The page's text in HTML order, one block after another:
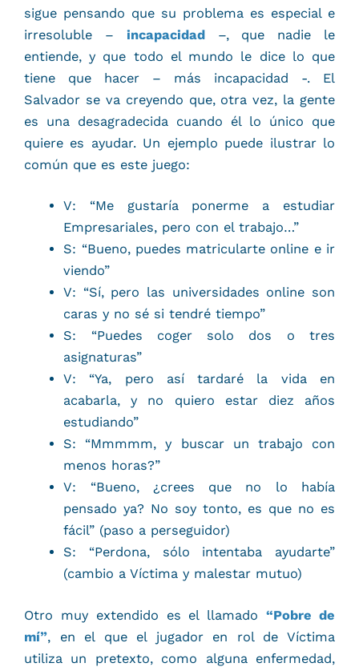
sigue pensando que su problema es especial e
irresoluble – incapacidad
–, que nadie le
entiende, y que todo el mundo le dice lo que
tiene que hacer – más incapacidad -. El
Salvador se va creyendo que, otra vez, la gente
es una desagradecida cuando él lo único que
quiere es ayudar. Un ejemplo puede ilustrar lo
común que es este juego:
V: “Me gustaría ponerme a estudiar
Empresariales, pero con el trabajo…”
S: “Bueno, puedes matricularte online e ir
viendo”
V: “Sí, pero las universidades online son
caras y no sé si tendré tiempo”
S: “Puedes coger solo dos o tres
asignaturas”
V: “Ya, pero así tardaré la vida en
acabarla, y no quiero estar diez años
estudiando”
S: “Mmmmm, y buscar un trabajo con
menos horas?”
V: “Bueno, ¿crees que no lo había
pensado ya? No soy tonto, es que no es
fácil” (paso a perseguidor)
S: “Perdona, sólo intentaba ayudarte”
(cambio a Víctima y malestar mutuo)
Otro muy extendido es el llamado“Pobre de
mí”, en el que el jugador en rol de Víctima
utiliza un pretexto, como alguna enfermedad,